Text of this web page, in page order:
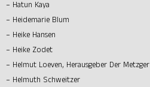
– Hatun Kaya
– Heidemarie Blum
– Heike Hansen
– Heike Zodet
– Helmut Loeven, Herausgeber Der Metzger
– Helmuth Schweitzer